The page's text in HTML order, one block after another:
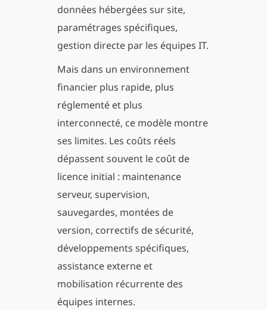
données hébergées sur site,
paramétrages spécifiques,
gestion directe par les équipes IT.
Mais dans un environnement
financier plus rapide, plus
réglementé et plus
interconnecté, ce modèle montre
ses limites. Les coûts réels
dépassent souvent le coût de
licence initial : maintenance
serveur, supervision,
sauvegardes, montées de
version, correctifs de sécurité,
développements spécifiques,
assistance externe et
mobilisation récurrente des
équipes internes.